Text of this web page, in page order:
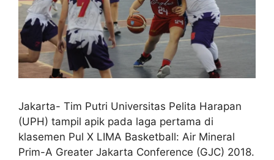
Jakarta- Tim Putri Universitas Pelita Harapan
(UPH) tampil apik pada laga pertama di
klasemen Pul X LIMA Basketball: Air Mineral
Prim-A Greater Jakarta Conference (GJC) 2018.